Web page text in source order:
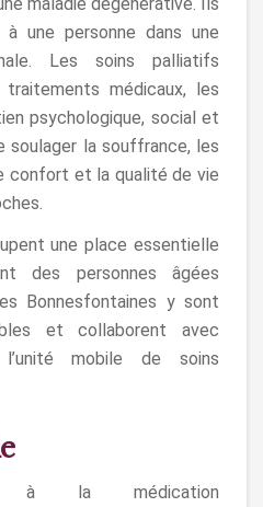
à une personne dans une
Les soins palliatifs
médicaux, les
psychologique, social et
soulager la souffrance, les
confort et la qualité de vie
une place essentielle
des personnes âgées
Bonnesfontaines y sont
et collaborent avec
l’unité mobile de soins
à la médication